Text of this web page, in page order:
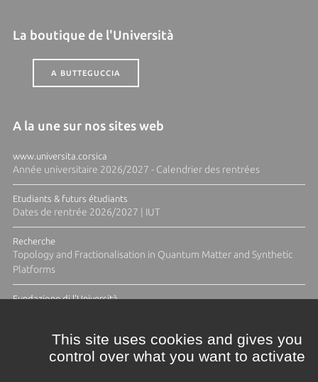
La boutique de l'Università
A BUTTEGUCCIA
A la une sur nos sites web
www.universita.corsica
Année universitaire 2026/2027 - Calendrier des rentrées
Etudiants & futurs étudiants
Dates de rentrée 2026/2027 | IUT
Recherche
Topology and Fractionalisation in Quantum Matter and Synthetic
Platforms
Fundazione di l'Università
This site uses cookies and gives you
control over what you want to activate